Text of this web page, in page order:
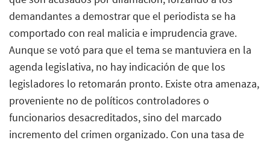
demandantes a demostrar que el periodista se ha
comportado con real malicia e imprudencia grave.
Aunque se votó para que el tema se mantuviera en la
agenda legislativa, no hay indicación de que los
legisladores lo retomarán pronto. Existe otra amenaza,
proveniente no de políticos controladores o
funcionarios desacreditados, sino del marcado
incremento del crimen organizado. Con una tasa de